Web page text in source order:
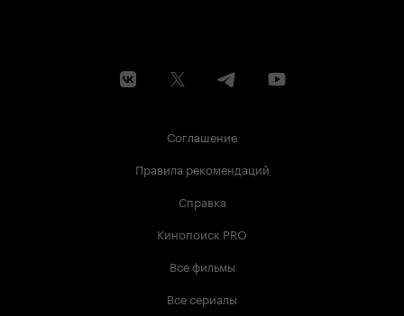
Соглашение
Правила рекомендаций
Справка
Кинопоиск PRO
Все фильмы
Все сериалы